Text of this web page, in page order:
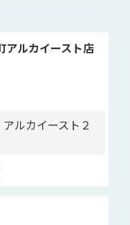
アルカイースト店
ルカイースト２